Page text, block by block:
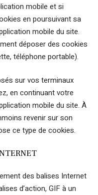
mobile et si
en poursuivant sa
mobile du site.
déposer des cookies
téléphone portable).
sur vos terminaux
en continuant votre
mobile du site. À
revenir sur son
ce type de cookies.
des balises Internet
d’action, GIF à un